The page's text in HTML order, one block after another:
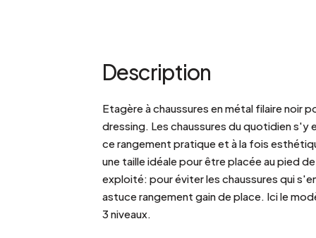
Description
Etagère à chaussures en métal filaire noir
dressing. Les chaussures du quotidien
ce rangement pratique et à la fois
une taille idéale pour être placée au pied
exploité: pour éviter les chaussures qui
astuce rangement gain de place. Ici le
3 niveaux.